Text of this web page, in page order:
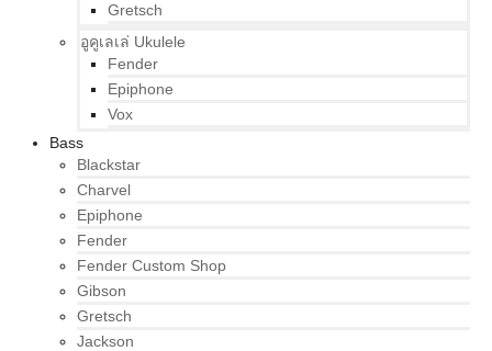
Gretsch
อูคูเลเล่ Ukulele
Fender
Epiphone
Vox
Bass
Blackstar
Charvel
Epiphone
Fender
Fender Custom Shop
Gibson
Gretsch
Jackson